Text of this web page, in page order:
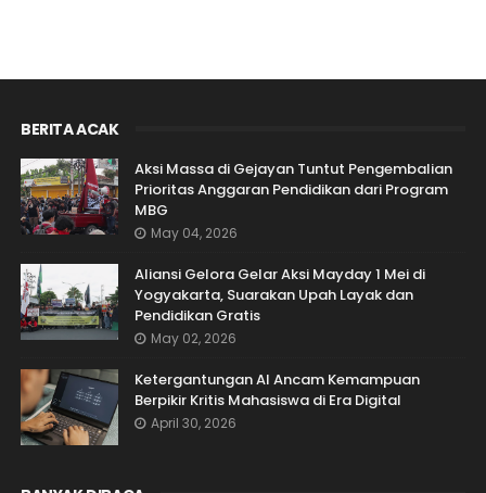
BERITA ACAK
Aksi Massa di Gejayan Tuntut Pengembalian
Prioritas Anggaran Pendidikan dari Program
MBG
May 04, 2026
Aliansi Gelora Gelar Aksi Mayday 1 Mei di
Yogyakarta, Suarakan Upah Layak dan
Pendidikan Gratis
May 02, 2026
Ketergantungan AI Ancam Kemampuan
Berpikir Kritis Mahasiswa di Era Digital
April 30, 2026